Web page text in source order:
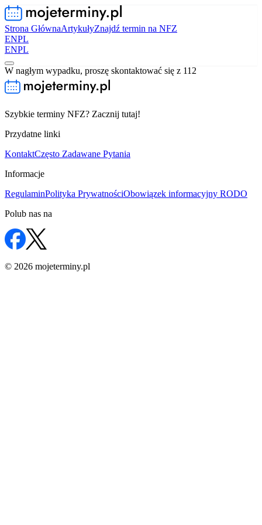
Strona GłównaArtykułyZnajdź termin na NFZ
ENPL
ENPL
W nagłym wypadku, proszę skontaktować się z 112
Szybkie terminy NFZ? Zacznij tutaj!
Przydatne linki
KontaktCzęsto Zadawane Pytania
Informacje
RegulaminPolityka PrywatnościObowiązek informacyjny RODO
Polub nas na
© 2026 mojeterminy.pl